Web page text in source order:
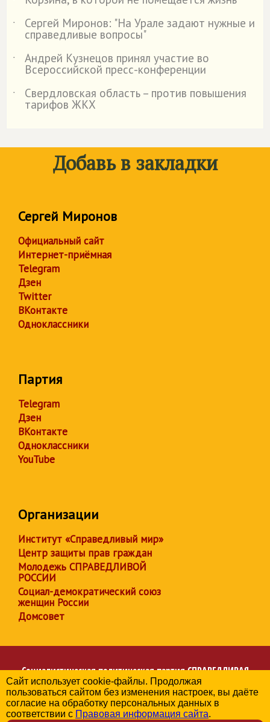
˙
Сергей Миронов: "На Урале задают нужные и
справедливые вопросы"
˙
Андрей Кузнецов принял участие во
Всероссийской пресс-конференции
˙
Свердловская область – против повышения
тарифов ЖКХ
Добавь в закладки
Сергей Миронов
Официальный сайт
Интернет-приёмная
Telegram
Дзен
Twitter
ВКонтакте
Одноклассники
Партия
Telegram
Дзен
ВКонтакте
Одноклассники
YouTube
Организации
Институт «Справедливый мир»
Центр защиты прав граждан
Молодежь СПРАВЕДЛИВОЙ
РОССИИ
Социал-демократический союз
женщин России
Домсовет
Социалистическая политическая партияСПРАВЕДЛИВАЯ
РОССИЯ
Региональное отделение партии в Свердловской области
© 2006-2026
Сайт использует cookie-файлы. Продолжая
пользоваться сайтом без изменения настроек, вы даёте
согласие на обработку персональных данных в
соответствии с Правовая информация сайта.